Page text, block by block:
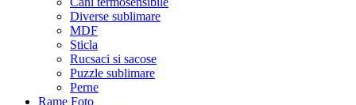
Diverse sublimare
MDF
Sticla
Rucsaci si sacose
Puzzle sublimare
Perne
Rame Foto